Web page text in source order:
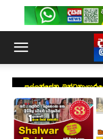
පල්ලන්සේන